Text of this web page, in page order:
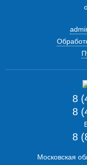
8
8
8
Московская